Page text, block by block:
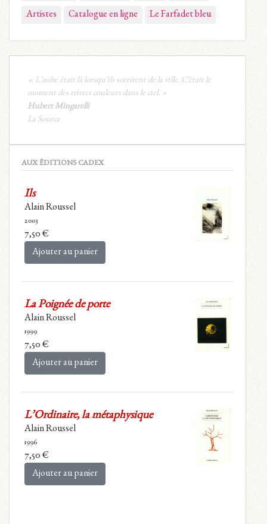
Artistes Catalogue en ligne Le Farfadet bleu
« L’aube était là lorsqu’ils sortirent de la ville. C’était le
moment des tristes couleurs dans le ciel. »
Hubert Mingarelli
La Source
AUX ÉDITIONS CADEX
Ils
Alain Roussel
2003
7,50 €
Ajouter au panier
La Poignée de porte
Alain Roussel
1999
7,50 €
Ajouter au panier
L’Ordinaire, la métaphysique
Alain Roussel
1996
7,50 €
Ajouter au panier